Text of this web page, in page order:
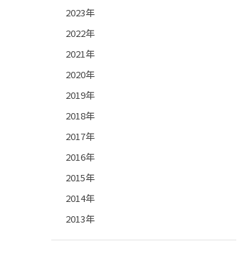
2023年
2022年
2021年
2020年
2019年
2018年
2017年
2016年
2015年
2014年
2013年